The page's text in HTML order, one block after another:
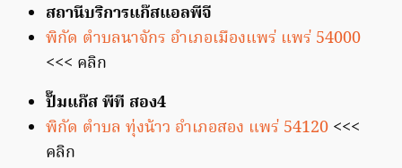
สถานีบริการแก๊สแอลพีจี
พิกัด ตำบลนาจักร อำเภอเมืองแพร่ แพร่ 54000
<<< คลิก
ปั๊มแก๊ส พีที สอง4
พิกัด ตำบล ทุ่งน้าว อำเภอสอง แพร่ 54120 <<<
คลิก